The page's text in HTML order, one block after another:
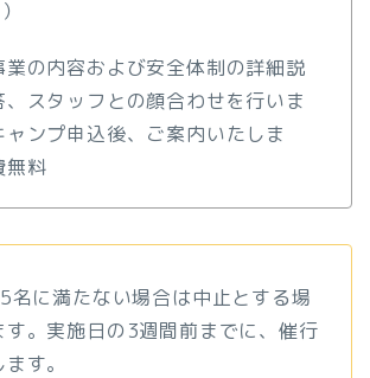
）
業の内容および安全体制の詳細説
スタッフとの顔合わせを行いま
ンプ申込後、ご案内いたしま
料
名に満たない場合は中止とする場
す。実施日の3週間前までに、催行
す。